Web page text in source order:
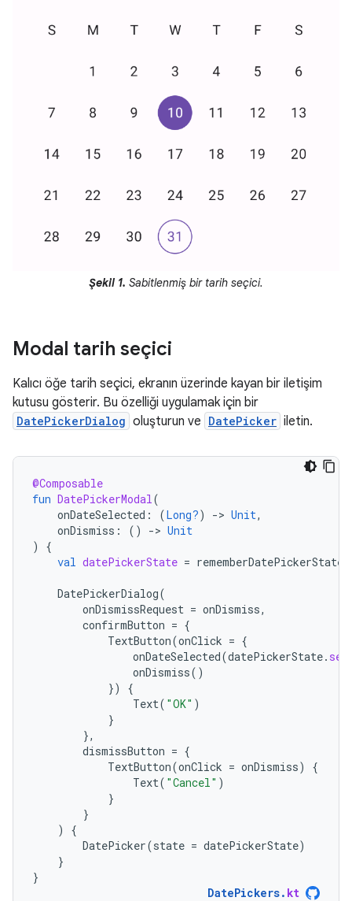
Şekil 1. Sabitlenmiş bir tarih seçici.
Modal tarih seçici
Kalıcı öğe tarih seçici, ekranın üzerinde kayan bir iletişim
kutusu gösterir. Bu özelliği uygulamak için bir
DatePickerDialog oluşturun ve DatePicker iletin.
@Composable
fun DatePickerModal(
onDateSelected : (Long?) -> Unit,
onDismiss : () -> Unit
)
{
val datePickerState = rememberDatePickerState
DatePickerDialog(
onDismissRequest = onDismiss,
confirmButton = {
TextButton(onClick = {
onDateSelected(datePickerState.
onDismiss()
})
{
Text( "OK" )
}
},
dismissButton = {
TextButton(onClick = onDismiss)
{
Text( "Cancel" )
}
}
)
{
DatePicker(state = datePickerState)
}
}
DatePickers. kt